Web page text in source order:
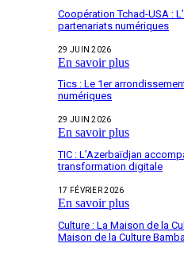
Coopération Tchad-USA :
partenariats numériques
29 JUIN 2026
En savoir plus
Tics : Le 1er
numériques
29 JUIN 2026
En savoir plus
TIC : L’Azerbaïdjan
transformation digitale
17 FÉVRIER 2026
En savoir plus
Culture : La Maison de la
Maison de la Culture